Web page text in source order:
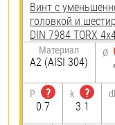
Винт с
головкой и
DIN 7984 TORX
Материал
А2 (AISI 304)
Ø
P
?
0.7
k
?
3.1